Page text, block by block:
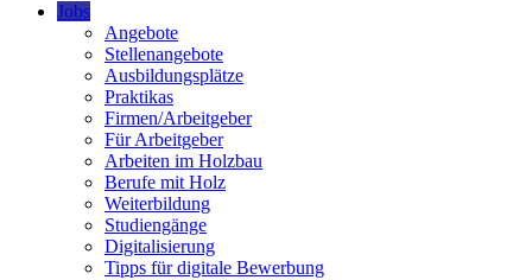
Jobs
Angebote
Stellenangebote
Ausbildungsplätze
Praktikas
Firmen/Arbeitgeber
Für Arbeitgeber
Arbeiten im Holzbau
Berufe mit Holz
Weiterbildung
Studiengänge
Digitalisierung
Tipps für digitale Bewerbung